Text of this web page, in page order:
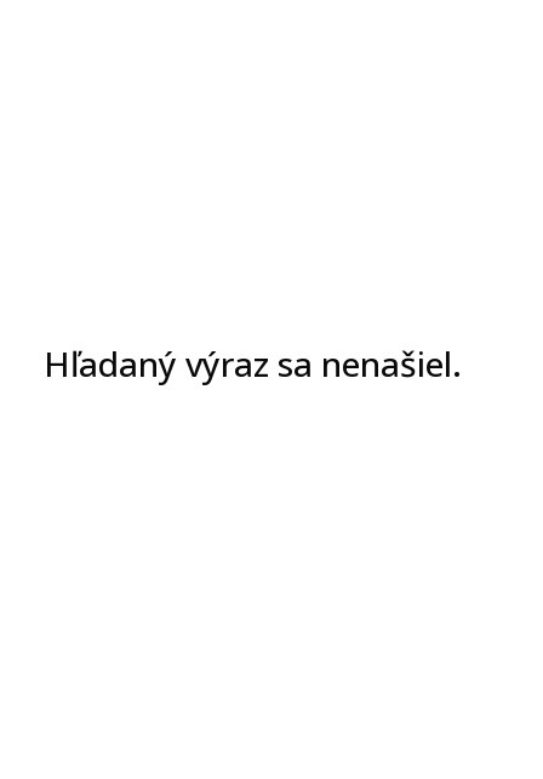
Hľadaný výraz sa nenašiel.